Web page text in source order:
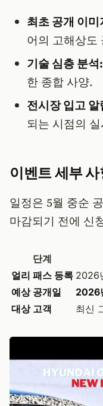
최초 공개 이미
어의 고해상도
기술 심층 분석:
한 종합 사양.
전시장 입고 알
되는 시점의
이벤트 세부
일정은 5월 중순
마감되기 전에 신
단계
얼리 패스 등록 2026
예상 공개일
2026
대상 고객
최신